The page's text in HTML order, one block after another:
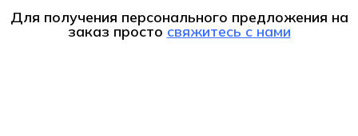
Для получения персонального предложения на
заказ просто свяжитесь с нами